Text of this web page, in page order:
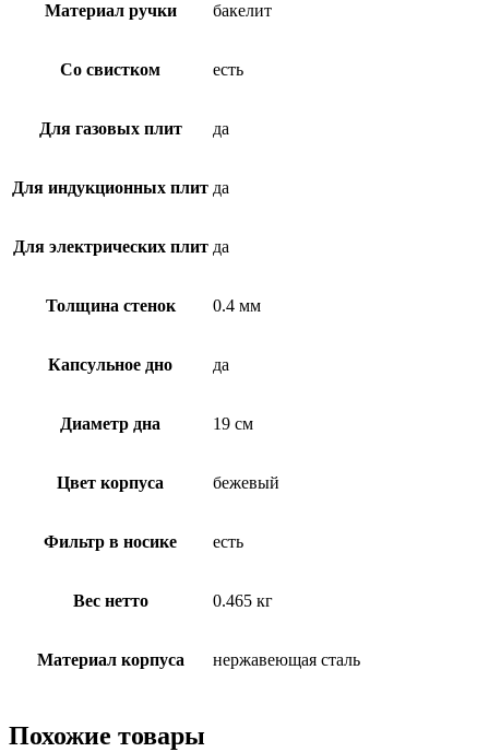
Материал ручки бакелит
Со свистком есть
Для газовых плит да
Для индукционных плит да
Для электрических плит да
Толщина стенок 0.4 мм
Капсульное дно да
Диаметр дна 19 см
Цвет корпуса бежевый
Фильтр в носике есть
Вес нетто 0.465 кг
Материал корпуса нержавеющая сталь
Похожие товары